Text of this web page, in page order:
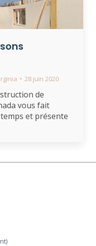
28 juin 2020
de
vous fait
et présente